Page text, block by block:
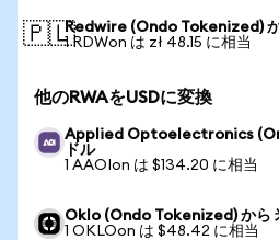
🇵🇱Redwire (Ondo Tokenized)
1 RDWon は zł 48.15 に相当
他のRWAをUSDに変換
Applied Optoelectronics
ドル
1 AAOIon は $134.20 に相当
Oklo (Ondo Tokenized) から
1 OKLOon は $48.42 に相当